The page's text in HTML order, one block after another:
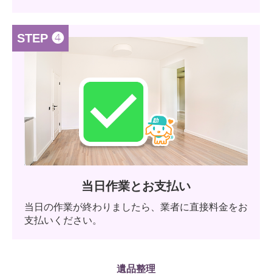
STEP ❹
当日作業とお支払い
当日の作業が終わりましたら、業者に直接料金をお
支払いください。
遺品整理